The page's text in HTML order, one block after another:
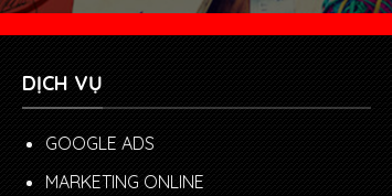
DỊCH VỤ
GOOGLE ADS
MARKETING ONLINE